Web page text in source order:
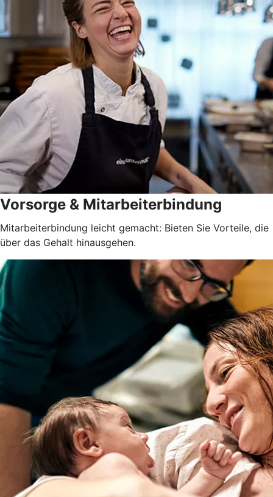
Vorsorge & Mitarbeiterbindung
Mitarbeiterbindung leicht gemacht: Bieten Sie Vorteile, die
über das Gehalt hinausgehen.